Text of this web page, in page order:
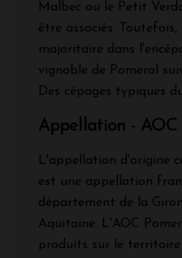
Malbec ou le Petit
être associés.
majoritaire dans
vignoble de Pomerol
Des cépages typiques
Appellation - AOC
L'appellation d'origine
est une appellation
département de la
Aquitaine. L'AOC
produits sur le territoire